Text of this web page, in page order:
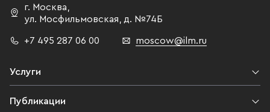
г. Москва,
ул. Мосфильмовская, д. №74Б
+7 495 287 06 00 moscow@ilm.ru
Услуги
Публикации